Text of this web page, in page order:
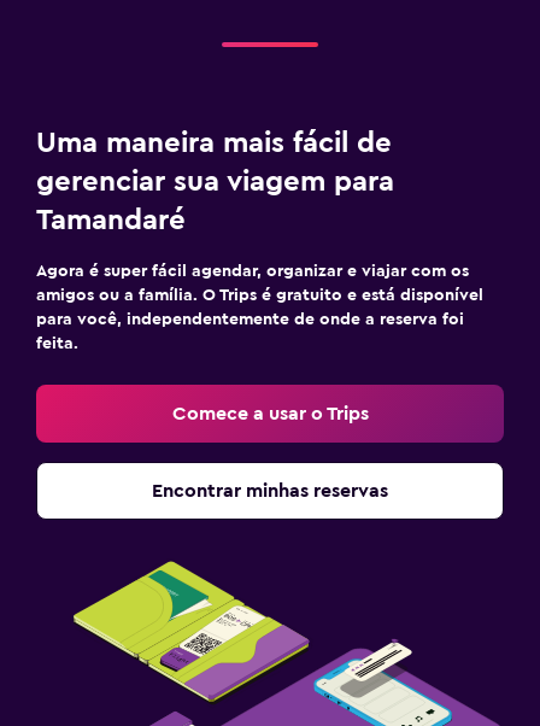
Uma maneira mais fácil de
gerenciar sua viagem para
Tamandaré
Agora é super fácil agendar, organizar e viajar com os
amigos ou a família. O Trips é gratuito e está disponível
para você, independentemente de onde a reserva foi
feita.
Comece a usar o Trips
Encontrar minhas reservas